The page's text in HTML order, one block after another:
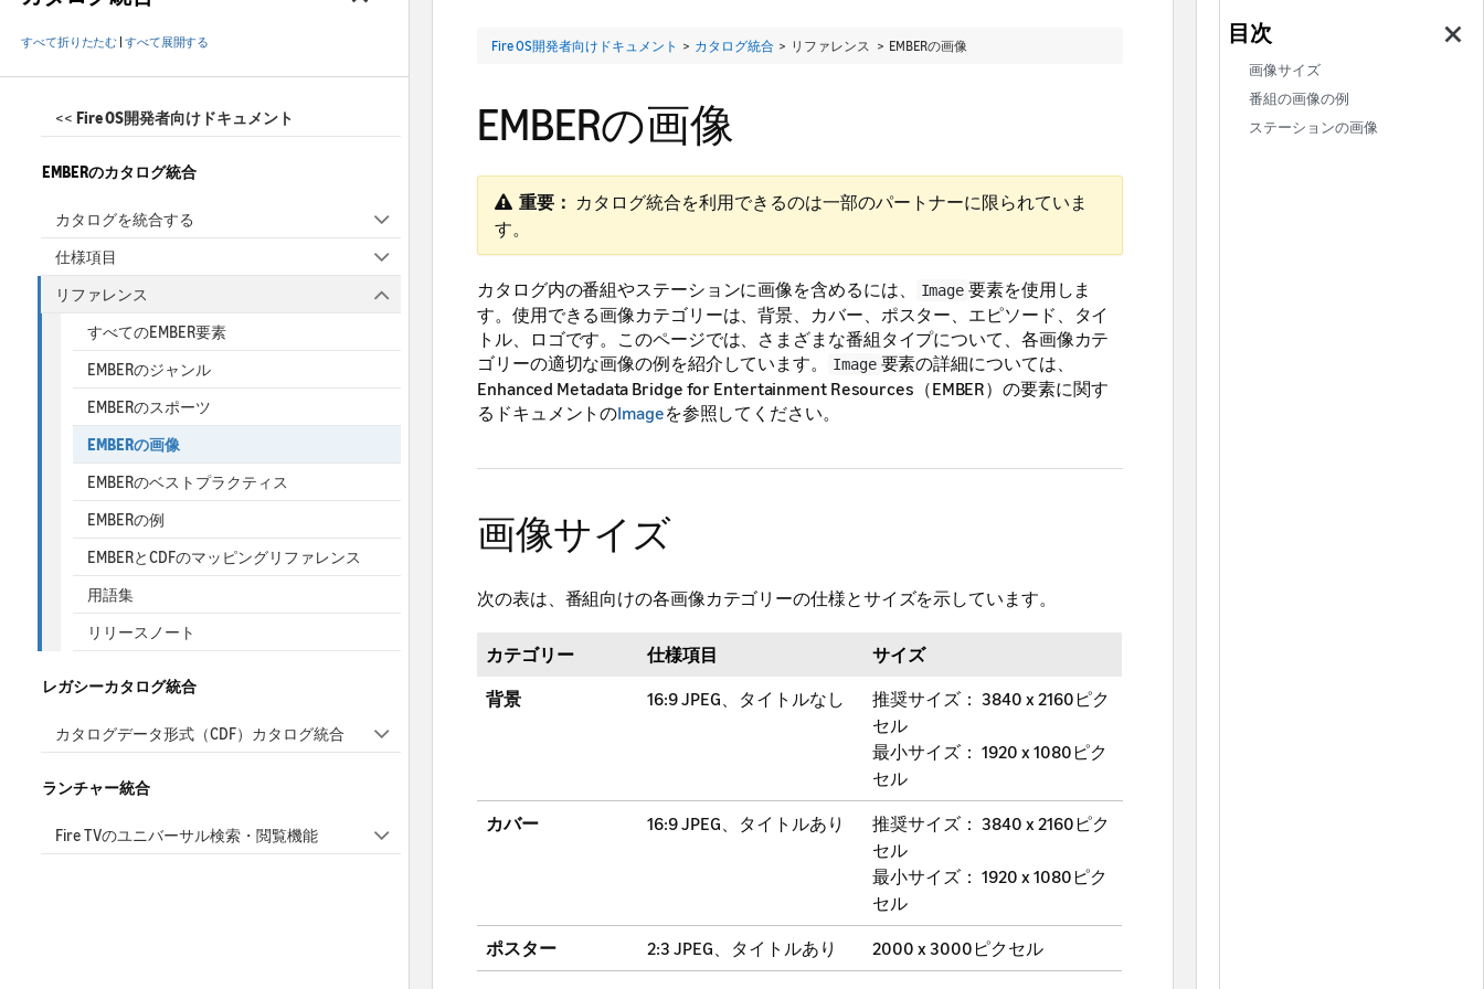
すべて折りたたむ すべて展開する
<< Fire OS開発者向けドキュメント
EMBERのカタログ統合
カタログを統合する
仕様項目
リファレンス
すべてのEMBER要素
EMBERのジャンル
EMBERのスポーツ
EMBERの画像
EMBERのベストプラクティス
EMBERの例
EMBERとCDFのマッピングリファレンス
用語集
リリースノート
レガシーカタログ統合
カタログデータ形式（CDF）カタログ統合
ランチャー統合
Fire TVのユニバーサル検索・閲覧機能
Fire OS開発者向けドキュメント > カタログ統合 > リファレンス > EMBERの画像
EMBERの画像
重要： ​ カタログ統合を利用できるのは一部のパートナーに限られていま
す。
カタログ内の番組やステーションに画像を含めるには、 Image 要素を使用しま
す。使用できる画像カテゴリーは、背景、カバー、ポスター、エピソード、タイ
トル、ロゴです。このページでは、さまざまな番組タイプについて、各画像カテ
ゴリーの適切な画像の例を紹介しています。
Image 要素の詳細については、
Enhanced Metadata Bridge for Entertainment Resources（EMBER）の要素に関す
るドキュメントのImageを参照してください。
画像サイズ
次の表は、番組向けの各画像カテゴリーの仕様とサイズを示しています。
カテゴリー 仕様項目
サイズ
背景
16:9 JPEG、タイトルなし
推奨サイズ： 3840 x 2160ピク
セル
最小サイズ： 1920 x 1080ピク
セル
カバー 16:9 JPEG、タイトルあり
推奨サイズ： 3840 x 2160ピク
セル
最小サイズ： 1920 x 1080ピク
セル
ポスター 2:3 JPEG、タイトルあり 2000 x 3000ピクセル
画像サイズ
番組の画像の例
ステーションの画像